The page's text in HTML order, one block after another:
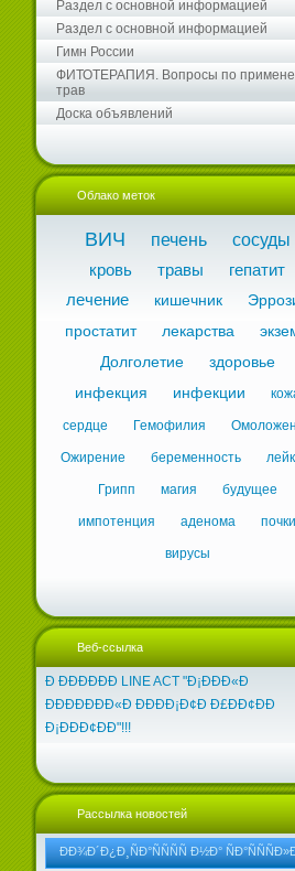
Раздел с основной информацией
Раздел с основной информацией
Гимн России
ФИТОТЕРАПИЯ. Вопросы по
трав
Доска объявлений
Облако меток
ВИЧ печень сосуды
кровь травы
гепатит
лечение
кишечник
простатит
лекарства
Долголетие
здоровье
инфекция
инфекции
сердце Гемофилия
Ожирение беременность
Грипп магия будущее
импотенция аденома почки
вирусы
Веб-ссылка
Ð ÐÐÐÐÐÐ LINE ACT "Ð¡ÐÐÐ«Ð
ÐÐÐÐÐÐÐ«Ð ÐÐÐÐ¡Ð¢Ð Ð£ÐÐ¢ÐÐ
Ð¡ÐÐÐ¢ÐÐ"!!!
Рассылка новостей